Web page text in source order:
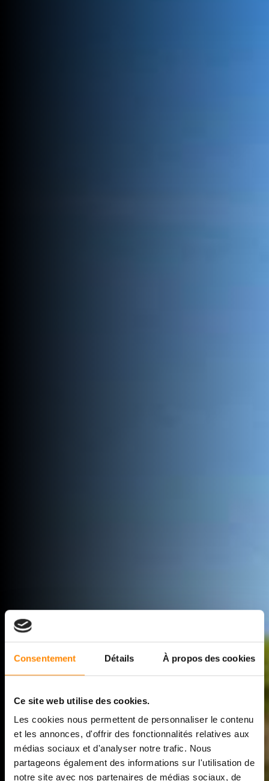
Consentement Détails À propos des cookies
Ce site web utilise des cookies.
Les cookies nous permettent de personnaliser le contenu
et les annonces, d'offrir des fonctionnalités relatives aux
médias sociaux et d'analyser notre trafic. Nous
partageons également des informations sur l'utilisation de
notre site avec nos partenaires de médias sociaux, de
FABRICANT DE